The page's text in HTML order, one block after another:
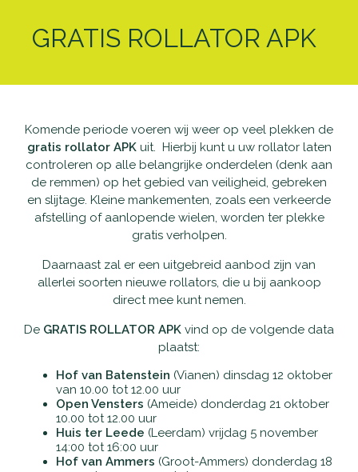
Waarom Scootmobielactief
Openingstijden
Contact
Onderhoud en reparatie
Schadeherstel
Pechhulp
Haal- en brengservice
Alles-in-één pakket
Aanpassingen
Producten
Vaste scootmobielen
Opvouwbare scootmobielen
Private Lease scootmobielen
Rolstoelen
Accessoires
Nieuws
Openingstijden
Contact
GRATIS ROLLATOR APK
Komende periode voeren wij weer op veel plekken de
gratis rollator APKuit. Hierbij kunt u uw rollator laten
controleren op alle belangrijke onderdelen (denk aan
de remmen) op het gebied van veiligheid, gebreken
en slijtage. Kleine mankementen, zoals een verkeerde
afstelling of aanlopende wielen, worden ter plekke
gratis verholpen.
Daarnaast zal er een uitgebreid aanbod zijn van
allerlei soorten nieuwe rollators, die u bij aankoop
direct mee kunt nemen.
De GRATIS ROLLATOR APK vind op de volgende data
plaatst:
Hof van Batenstein (Vianen) dinsdag 12 oktober
van 10.00 tot 12.00 uur
Open Vensters (Ameide) donderdag 21 oktober
10.00 tot 12.00 uur
Huis ter Leede (Leerdam) vrijdag 5 november
14:00 tot 16:00 uur
Hof van Ammers (Groot-Ammers) donderdag 18